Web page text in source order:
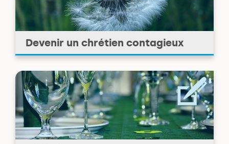
Devenir un chrétien contagieux